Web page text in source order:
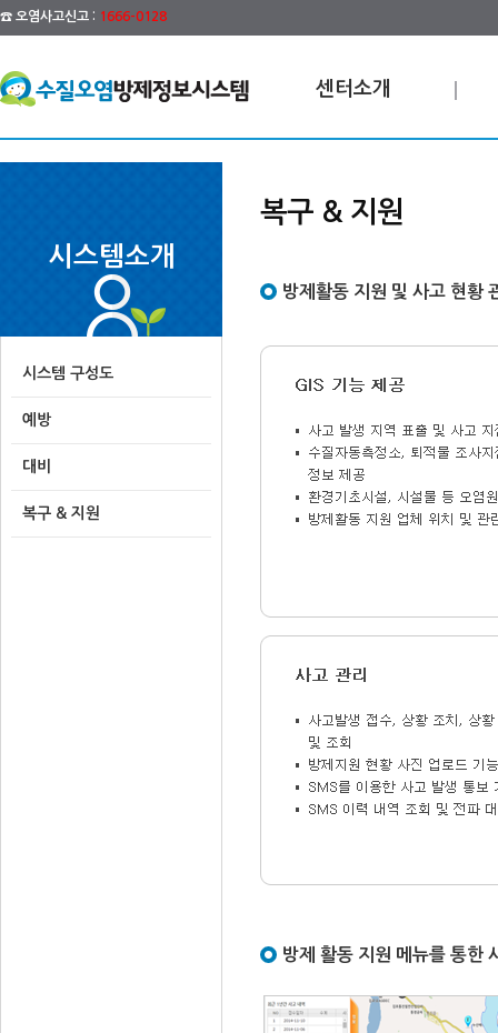
☎ 오염사고신고 : 1666-0128
센터소개
시스템소개
시스템 구성도
예방
대비
복구 & 지원
복구 & 지원
방제활동 지원 및 사고 현황
방제 활동 지원 메뉴를 통한